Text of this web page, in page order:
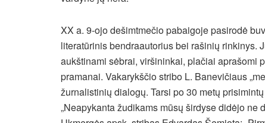
XX a. 9-ojo dešimtmečio pabaigoje pasirodė
literatūrinis bendraautorius bei rašinių rinkinys.
aukštinami sėbrai, viršininkai, plačiai aprašomi
pramanai. Vakarykščio stribo L. Banevičiaus
žurnalistinių dialogų. Tarsi po 30 metų
„Neapykanta žudikams mūsų širdyse didėjo ne